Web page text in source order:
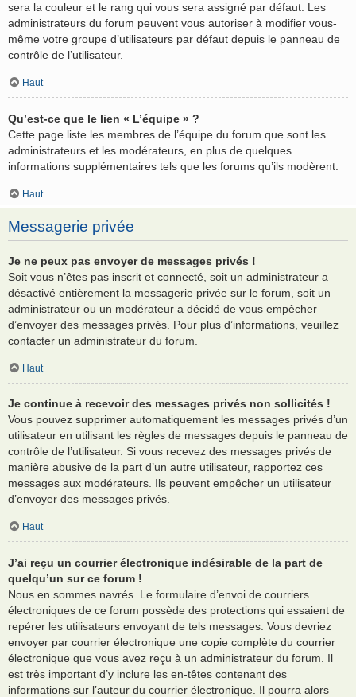
sera la couleur et le rang qui vous sera assigné par défaut. Les
administrateurs du forum peuvent vous autoriser à modifier vous-
même votre groupe d’utilisateurs par défaut depuis le panneau de
contrôle de l’utilisateur.
Haut
Qu’est-ce que le lien « L’équipe » ?
Cette page liste les membres de l’équipe du forum que sont les
administrateurs et les modérateurs, en plus de quelques
informations supplémentaires tels que les forums qu’ils modèrent.
Haut
Messagerie privée
Je ne peux pas envoyer de messages privés !
Soit vous n’êtes pas inscrit et connecté, soit un administrateur a
désactivé entièrement la messagerie privée sur le forum, soit un
administrateur ou un modérateur a décidé de vous empêcher
d’envoyer des messages privés. Pour plus d’informations, veuillez
contacter un administrateur du forum.
Haut
Je continue à recevoir des messages privés non sollicités !
Vous pouvez supprimer automatiquement les messages privés d’un
utilisateur en utilisant les règles de messages depuis le panneau de
contrôle de l’utilisateur. Si vous recevez des messages privés de
manière abusive de la part d’un autre utilisateur, rapportez ces
messages aux modérateurs. Ils peuvent empêcher un utilisateur
d’envoyer des messages privés.
Haut
J’ai reçu un courrier électronique indésirable de la part de
quelqu’un sur ce forum !
Nous en sommes navrés. Le formulaire d’envoi de courriers
électroniques de ce forum possède des protections qui essaient de
repérer les utilisateurs envoyant de tels messages. Vous devriez
envoyer par courrier électronique une copie complète du courrier
électronique que vous avez reçu à un administrateur du forum. Il
est très important d’y inclure les en-têtes contenant des
informations sur l’auteur du courrier électronique. Il pourra alors